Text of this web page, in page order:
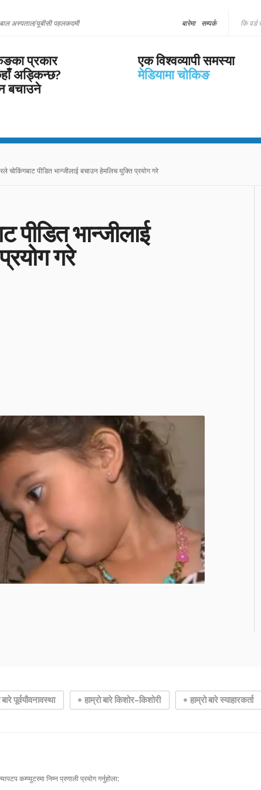
बाल अस्पताल/यूबीसी पहलकदमी सम्पर्क
बारेमा
प्रकार
अड्किन्छ?
बचाउने
एक विश्वव्यापी समस्या
मेडियामा चोकिङ
चोकिंगबाट पीडित भान्जीलाई बचाउन हेमलिच युक्ति प्रयोग गरे
पीडित भान्जीलाई
गरे
बारे पूर्वयौवनावस्था हाम्रो बारे किशोर–किशोरी हाम्रो बारे स्याहारकर्ता
कम्प्युटरमा निम्न प्रणाली प्रयोग गर्नुहोला: